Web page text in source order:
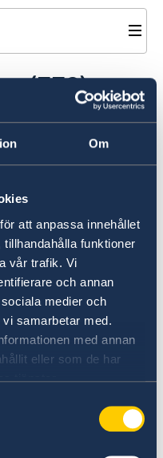
Om
att anpassa innehållet
funktioner
vår trafik. Vi
och annan
medier och
samarbetar med.
med annan
eller som de har
tjänster.
180 days – apply
(EES)
29 European
Exit System